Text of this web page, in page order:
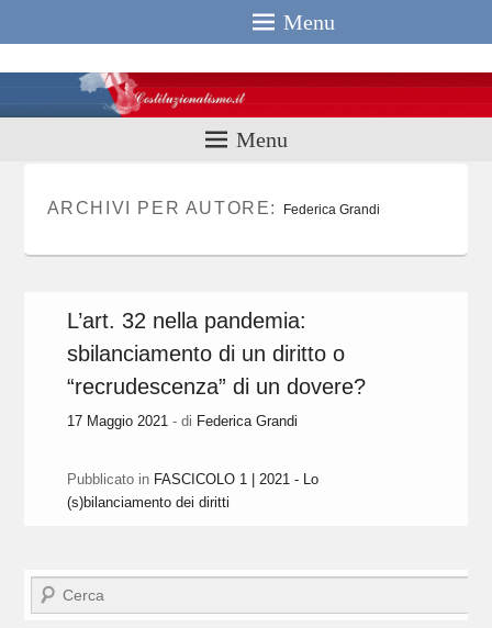
Menu
Menu
ARCHIVI PER AUTORE: Federica Grandi
L’art. 32 nella pandemia:
sbilanciamento di un diritto o
“recrudescenza” di un dovere?
17 Maggio 2021 - di Federica Grandi
Pubblicato in FASCICOLO 1 | 2021 - Lo
(s)bilanciamento dei diritti
Cerca